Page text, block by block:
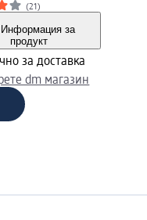
(21)
Информация за
продукт
за доставка
dm магазин